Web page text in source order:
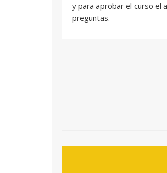
y para aprobar el curso el
preguntas.